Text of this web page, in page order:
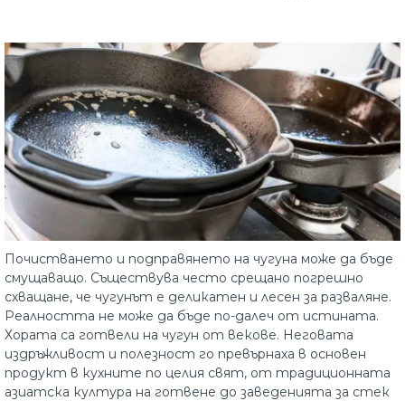
Почистването и подправянето на чугуна може да бъде
смущаващо. Съществува често срещано погрешно
схващане, че чугунът е деликатен и лесен за разваляне.
Реалността не може да бъде по-далеч от истината.
Хората са готвели на чугун от векове. Неговата
издръжливост и полезност го превърнаха в основен
продукт в кухните по целия свят, от традиционната
азиатска култура на готвене до заведенията за стек